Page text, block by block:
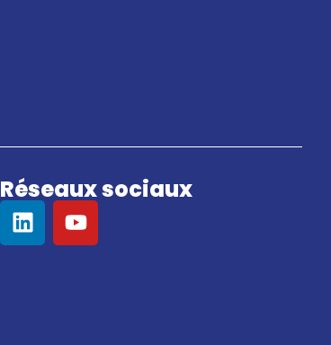
Réseaux sociaux